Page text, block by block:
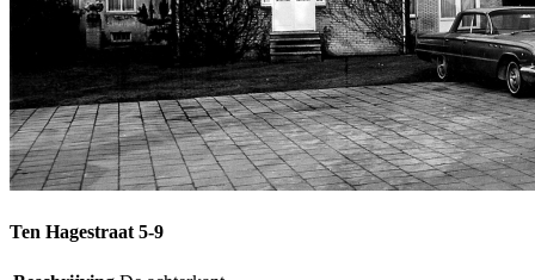
Ten Hagestraat 5-9